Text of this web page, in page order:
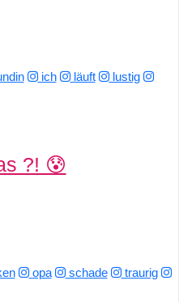
ich läuft
lustig
?! 😰
opa schade
traurig